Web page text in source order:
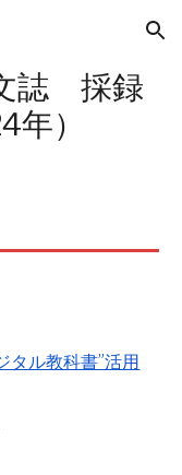
Skip to navigation
誌 採録
年）
タル教科書”活用